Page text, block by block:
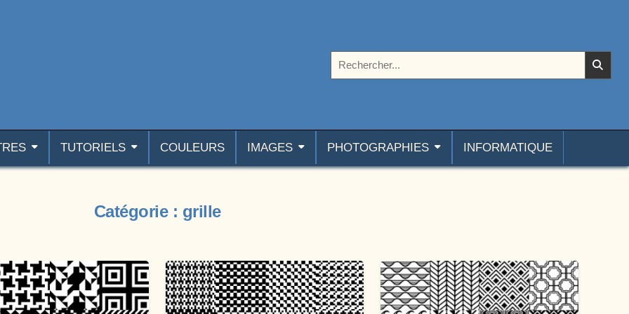
TUTORIELS COULEURS IMAGES PHOTOGRAPHIES INFORMATIQUE
Catégorie : grille